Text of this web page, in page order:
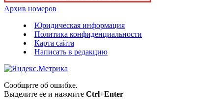
Архив номеров
Юридическая информация
Политика конфиденциальности
Карта сайта
Написать в редакцию
Сообщите об ошибке.
Выделите ее и нажмите Ctrl+Enter